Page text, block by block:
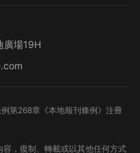
廣場19H
第268章《本地報刊條例》注冊
，復制、轉載或以其他任何方式